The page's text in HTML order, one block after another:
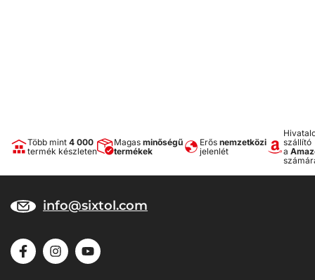
Több mint 4 000
termék készleten
Magas minőségű
termékek
Erős nemzetközi
jelenlét
szállító
a
info@sixtol.com